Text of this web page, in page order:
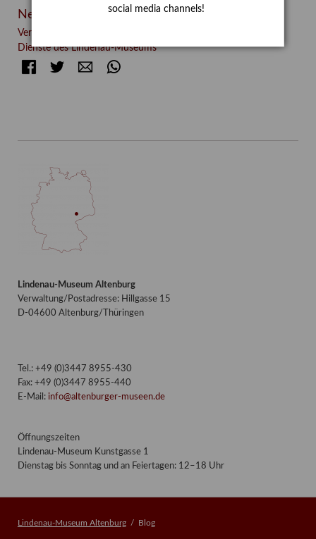
Neueste Beiträge
Verschenkt, verkauft, vergessen? – Kunstdetektivinnen im
Dienste des Lindenau-Museums
FacebookTwitter E-mail
Lindenau-Museum Altenburg
Verwaltung/Postadresse: Hillgasse 15
D-04600 Altenburg/Thüringen
Tel.: +49 (0)3447 8955-430
Fax: +49 (0)3447 8955-440
E-Mail: info@altenburger-museen.de
Öffnungszeiten
Lindenau-Museum Kunstgasse 1
Dienstag bis Sonntag und an Feiertagen: 12–18 Uhr
Lindenau-Museum Altenburg Blog
social media channels!